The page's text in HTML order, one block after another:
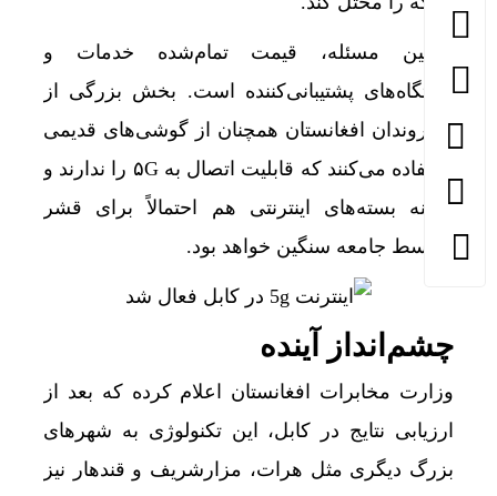
دومین مسئله، قیمت تمام‌شده خدمات و
دستگاه‌های پشتیبانی‌کننده است. بخش بزرگی از
شهروندان افغانستان همچنان از گوشی‌های قدیمی
استفاده می‌کنند که قابلیت اتصال به ۵G را ندارند و
هزینه بسته‌های اینترنتی هم احتمالاً برای قشر
متوسط جامعه سنگین خواهد بود.
چشم‌انداز آینده
وزارت مخابرات افغانستان اعلام کرده که بعد از
ارزیابی نتایج در کابل، این تکنولوژی به شهرهای
بزرگ دیگری مثل هرات، مزارشریف و قندهار نیز